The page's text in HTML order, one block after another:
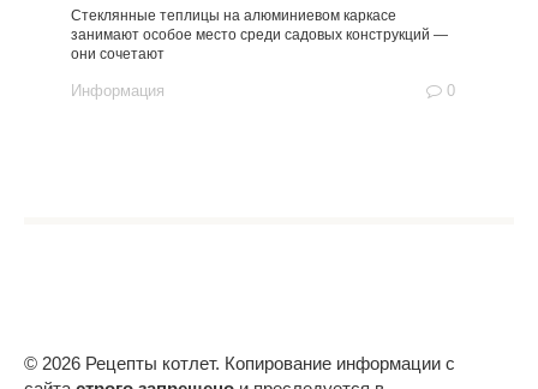
Стеклянные теплицы на алюминиевом каркасе
занимают особое место среди садовых конструкций —
они сочетают
Информация 0
© 2026 Рецепты котлет. Копирование информации с